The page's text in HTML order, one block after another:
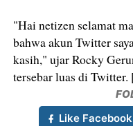
"Hai netizen selamat
bahwa akun Twitter
kasih," ujar Rocky
tersebar luas di
Like Facebook